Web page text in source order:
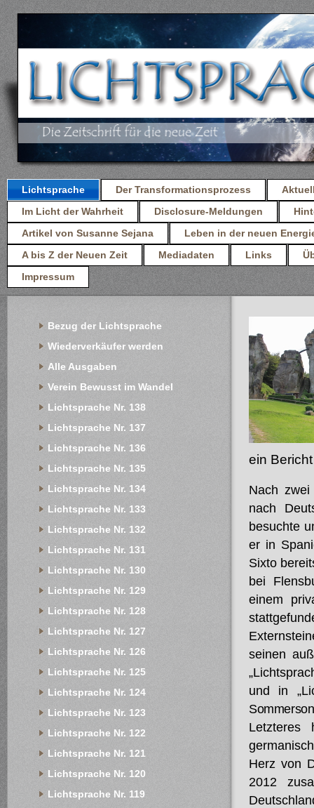
Lichtsprache Der Transformationsprozess
Im Licht der Wahrheit
Disclosure-Meldungen
Artikel von Susanne Sejana
Leben in der neuen
A bis Z der Neuen Zeit
Mediadaten Links
Impressum
ein
Nach
nach
besuchte
er in
Sixto
bei
einem
seinen
und in
Letzteres
Herz von
2012
Bezug der Lichtsprache
Wiederverkäufer werden
Alle Ausgaben
Verein Bewusst im Wandel
Lichtsprache Nr. 138
Lichtsprache Nr. 137
Lichtsprache Nr. 136
Lichtsprache Nr. 135
Lichtsprache Nr. 134
Lichtsprache Nr. 133
Lichtsprache Nr. 132
Lichtsprache Nr. 131
Lichtsprache Nr. 130
Lichtsprache Nr. 129
Lichtsprache Nr. 128
Lichtsprache Nr. 127
Lichtsprache Nr. 126
Lichtsprache Nr. 125
Lichtsprache Nr. 124
Lichtsprache Nr. 123
Lichtsprache Nr. 122
Lichtsprache Nr. 121
Lichtsprache Nr. 120
Lichtsprache Nr. 119